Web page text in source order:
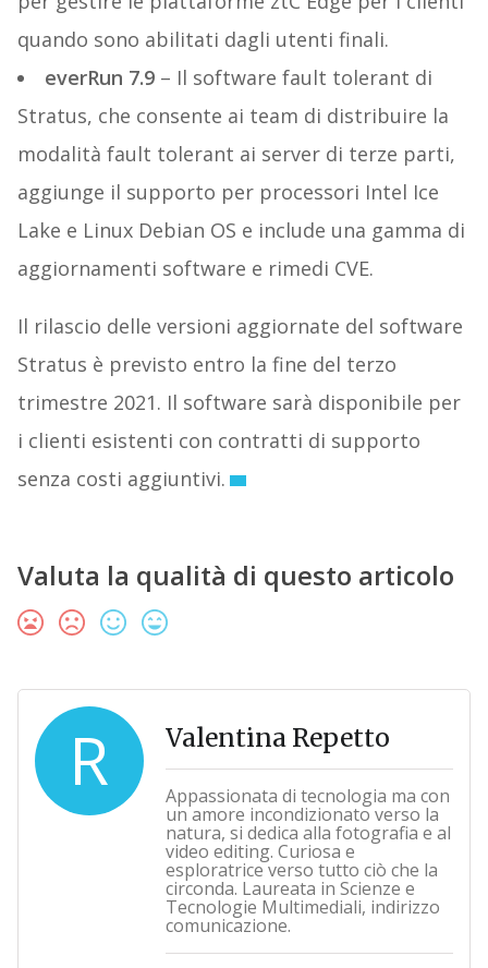
quando sono abilitati dagli utenti finali.
everRun 7.9– Il software fault tolerant di
Stratus, che consente ai team di distribuire la
modalità fault tolerant ai server di terze parti,
aggiunge il supporto per processori Intel Ice
Lake e Linux Debian OS e include una gamma di
aggiornamenti software e rimedi CVE.
Il rilascio delle versioni aggiornate del software
Stratus è previsto entro la fine del terzo
trimestre 2021. Il software sarà disponibile per
i clienti esistenti con contratti di supporto
senza costi aggiuntivi.
Valuta la qualità di questo articolo
R Valentina Repetto
Appassionata di tecnologia ma con
un amore incondizionato verso la
natura, si dedica alla fotografia e al
video editing. Curiosa e
esploratrice verso tutto ciò che la
circonda. Laureata in Scienze e
Tecnologie Multimediali, indirizzo
comunicazione.